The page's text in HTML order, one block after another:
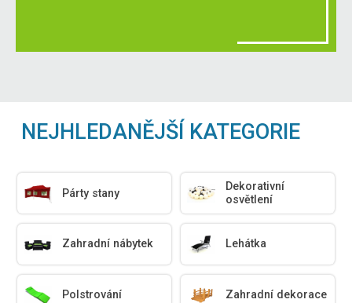
NEJHLEDANĚJŠÍ KATEGORIE
Párty stany
Dekorativní
osvětlení
Zahradní nábytek Lehátka
Polstrování Zahradní dekorace